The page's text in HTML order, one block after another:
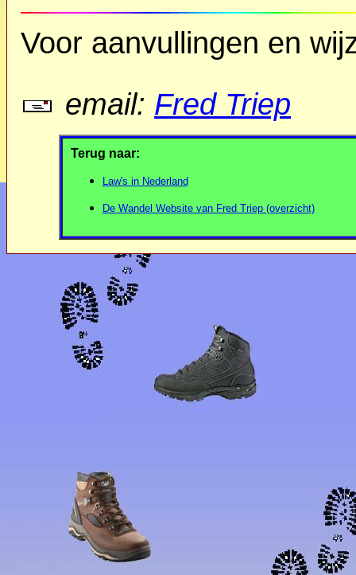
Voor aanvullingen en
email: Fred Triep
Terug naar:
Law's in Nederland
De Wandel Website van Fred Triep (overzicht)